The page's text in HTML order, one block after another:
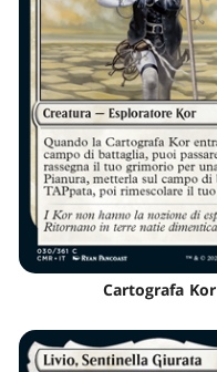
Cartografa Kor